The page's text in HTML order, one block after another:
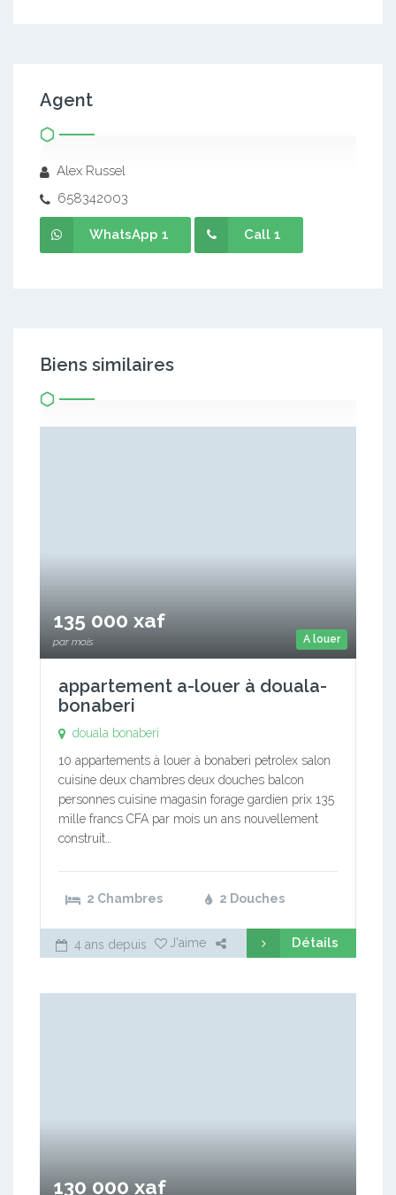
Agent
Alex Russel
658342003
WhatsApp 1 Call 1
Biens similaires
A louer
135 000 xaf
par mois
appartement a-louer à douala-
bonaberi
douala bonaberi
10 appartements à louer à bonaberi petrolex salon
cuisine deux chambres deux douches balcon
personnes cuisine magasin forage gardien prix 135
mille francs CFA par mois un ans nouvellement
construit…
2 Chambres 2 Douches
4 ans depuis J'aime Détails
130 000 xaf